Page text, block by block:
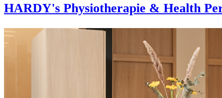
HARDY's Physiotherapie & Health